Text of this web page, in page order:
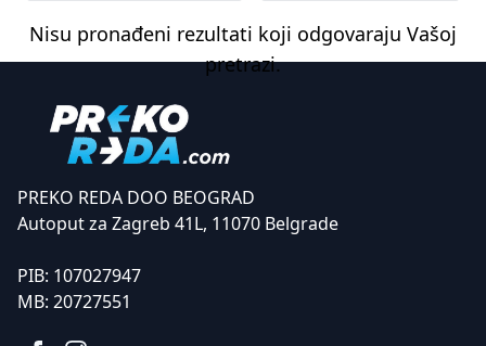
Nisu pronađeni rezultati koji odgovaraju Vašoj
pretrazi.
PREKO REDA DOO BEOGRAD
Autoput za Zagreb 41L, 11070 Belgrade
PIB: 107027947
MB: 20727551